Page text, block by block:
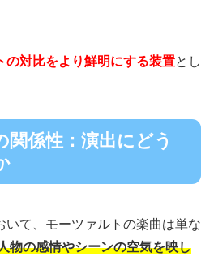
の対比をより鮮明にする装置とし
関係性：演出にどう
いて、モーツァルトの楽曲は単な
物の感情やシーンの空気を映し